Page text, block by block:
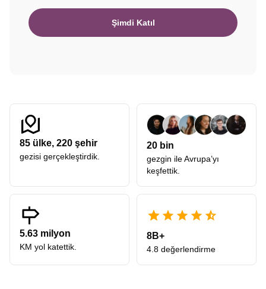
Şimdi Katıl
85 ülke, 220 şehir
gezisi gerçekleştirdik.
20 bin
gezgin ile Avrupa’yı
keşfettik.
5.63 milyon
KM yol katettik.
8B+
4.8 değerlendirme